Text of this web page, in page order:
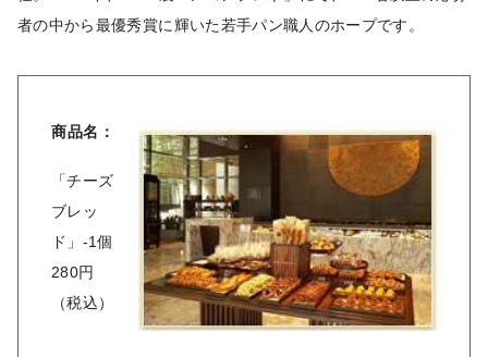
者の中から最優秀賞に輝いた若手パン職人のホープです。
商品名：
「チーズ
ブレッ
ド」-1個
280円
（税込）